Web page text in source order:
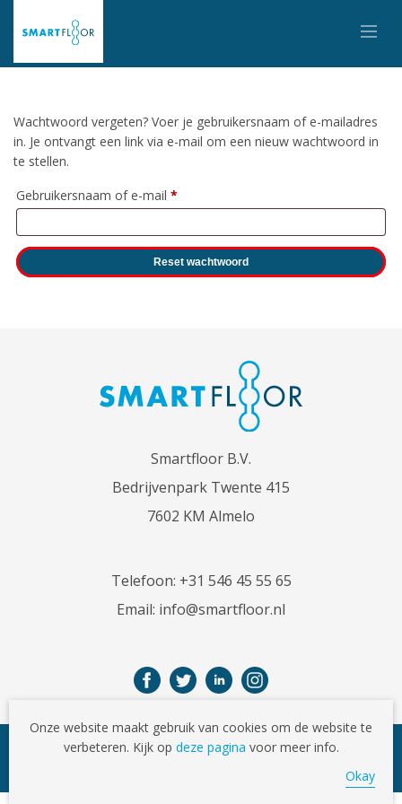
Onze website maakt gebruik van cookies om de website te
verbeteren. Kijk op deze pagina voor meer info.
Okay
Wachtwoord vergeten? Voer je gebruikersnaam of e-mailadres
in. Je ontvangt een link via e-mail om een nieuw wachtwoord in
te stellen.
Gebruikersnaam of e-mail *
Reset wachtwoord
Smartfloor B.V.
Bedrijvenpark Twente 415
7602 KM Almelo
Telefoon: +31 546 45 55 65
Email: info@smartfloor.nl
© Copyright 2026